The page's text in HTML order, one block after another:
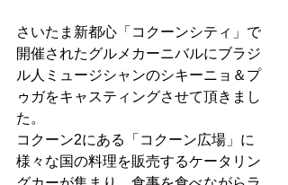
さいたま新都心「コクーンシティ」で
開催されたグルメカーニバルにブラジ
ル人ミュージシャンのシキーニョ＆プ
ゥガをキャスティングさせて頂きまし
た。
コクーン2にある「コクーン広場」に
様々な国の料理を販売するケータリン